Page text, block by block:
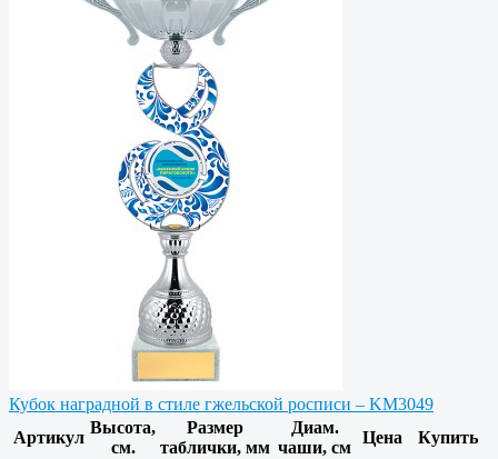
Кубок наградной в стиле гжельской росписи – KM3049
Артикул
Высота,
см.
Размер
таблички, мм
Диам.
чаши, см
Цена Купить